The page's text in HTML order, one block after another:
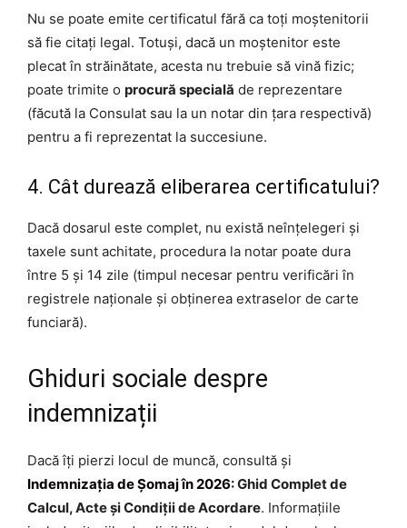
Nu se poate emite certificatul fără ca toți moștenitorii
să fie citați legal. Totuși, dacă un moștenitor este
plecat în străinătate, acesta nu trebuie să vină fizic;
poate trimite o procură specială de reprezentare
(făcută la Consulat sau la un notar din țara respectivă)
pentru a fi reprezentat la succesiune.
4. Cât durează eliberarea certificatului?
Dacă dosarul este complet, nu există neînțelegeri și
taxele sunt achitate, procedura la notar poate dura
între 5 și 14 zile (timpul necesar pentru verificări în
registrele naționale și obținerea extraselor de carte
funciară).
Ghiduri sociale despre
indemnizații
Dacă îți pierzi locul de muncă, consultă și
Indemnizația de Șomaj în 2026: Ghid Complet de
Calcul, Acte și Condiții de Acordare. Informațiile